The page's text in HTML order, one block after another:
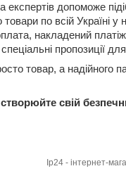
експертів допоможе
по всій Україні у
накладений платіж
пропозиції
товар, а надійного
свій